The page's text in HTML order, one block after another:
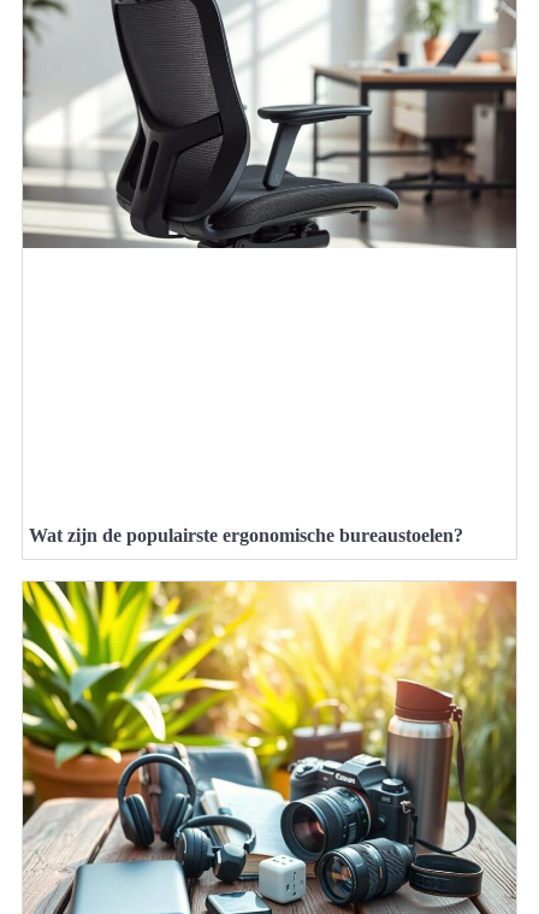
Wat zijn de populairste ergonomische bureaustoelen?